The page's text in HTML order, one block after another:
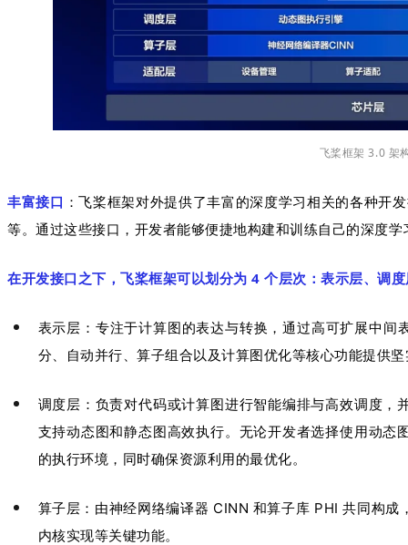
飞桨框架 3.0 架
丰富接口 ：飞桨框架对外提供了丰富的深度学习相关的各种开
等。通过这些接口，开发者能够便捷地构建和训练自己的深度
在开发接口之下，飞桨框架可以划分为 4 个层次：表示层、调
表示层：专注于计算图的表达与转换，通过高可扩展中
分、自动并行、算子组合以及计算图优化等核心功能提供
调度层：负责对代码或计算图进行智能编排与高效调度
支持动态图和静态图高效执行。无论开发者选择使用动
的执行环境，同时确保资源利用的最优化。
算子层：由神经网络编译器 CINN 和算子库 PHI 共同构
内核实现等关键功能。